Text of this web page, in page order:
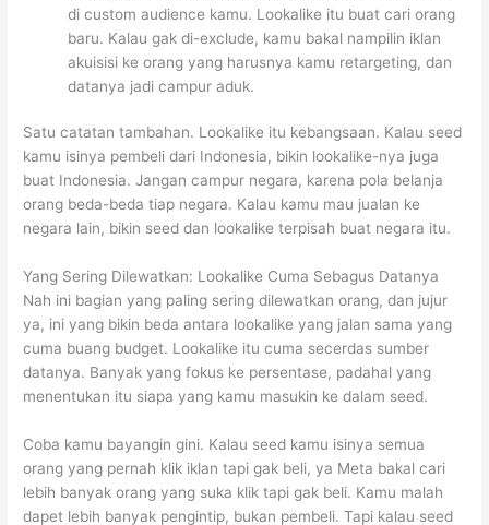
di custom audience kamu. Lookalike itu buat cari orang
baru. Kalau gak di-exclude, kamu bakal nampilin iklan
akuisisi ke orang yang harusnya kamu retargeting, dan
datanya jadi campur aduk.
Satu catatan tambahan. Lookalike itu kebangsaan. Kalau seed
kamu isinya pembeli dari Indonesia, bikin lookalike-nya juga
buat Indonesia. Jangan campur negara, karena pola belanja
orang beda-beda tiap negara. Kalau kamu mau jualan ke
negara lain, bikin seed dan lookalike terpisah buat negara itu.
Yang Sering Dilewatkan: Lookalike Cuma Sebagus Datanya
Nah ini bagian yang paling sering dilewatkan orang, dan jujur
ya, ini yang bikin beda antara lookalike yang jalan sama yang
cuma buang budget. Lookalike itu cuma secerdas sumber
datanya. Banyak yang fokus ke persentase, padahal yang
menentukan itu siapa yang kamu masukin ke dalam seed.
Coba kamu bayangin gini. Kalau seed kamu isinya semua
orang yang pernah klik iklan tapi gak beli, ya Meta bakal cari
lebih banyak orang yang suka klik tapi gak beli. Kamu malah
dapet lebih banyak pengintip, bukan pembeli. Tapi kalau seed